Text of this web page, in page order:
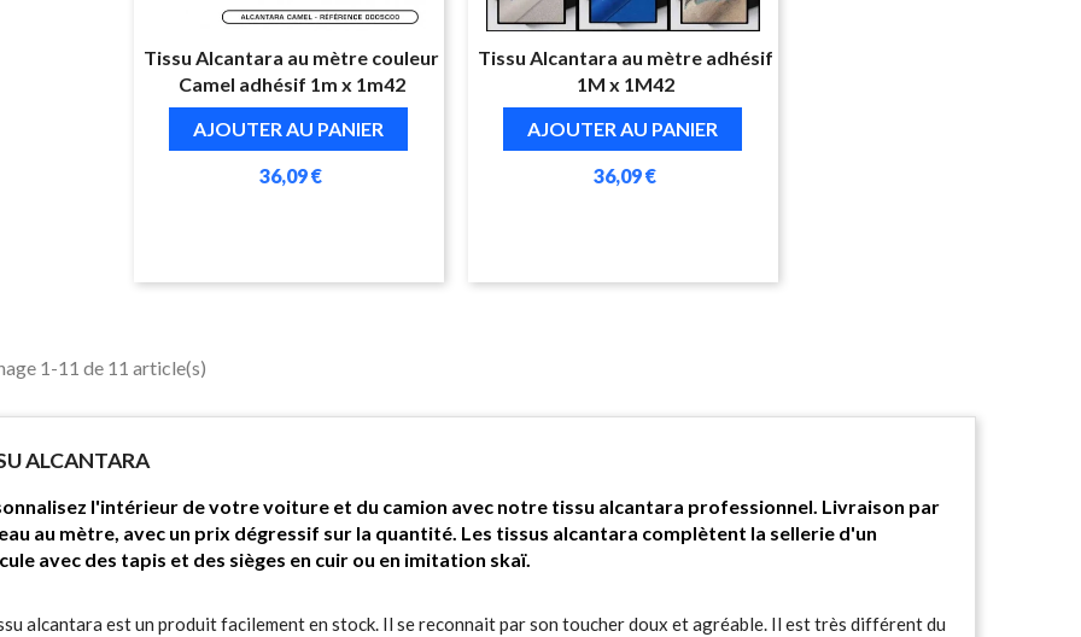
Tissu Alcantara au mètre couleur
Camel adhésif 1m x 1m42
AJOUTER AU PANIER
36,09 €
Tissu Alcantara au mètre adhésif
1M x 1M42
AJOUTER AU PANIER
36,09 €
1-11 de 11 article(s)
ALCANTARA
l'intérieur de votre voiture et du camion avec notre tissu alcantara professionnel. Livraison par
au mètre, avec un prix dégressif sur la quantité. Les tissus alcantara complètent la sellerie d'un
avec des tapis et des sièges en cuir ou en imitation skaï.
alcantara est un produit facilement en stock. Il se reconnait par son toucher doux et agréable. Il est très différent du